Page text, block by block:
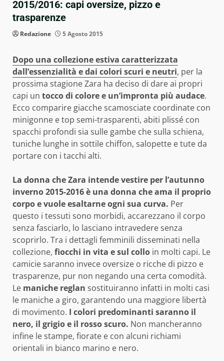
2015/2016: capi oversize, pizzo e
trasparenze
Redazione 5 Agosto 2015
Dopo una collezione estiva caratterizzata
dall’essenzialità e dai colori scuri e neutri, per la
prossima stagione Zara ha deciso di dare ai propri
capi un tocco di colore e un’impronta più audace.
Ecco comparire giacche scamosciate coordinate con
minigonne e top semi-trasparenti, abiti plissé con
spacchi profondi sia sulle gambe che sulla schiena,
tuniche lunghe in sottile chiffon, salopette e tute da
portare con i tacchi alti.
La donna che Zara intende vestire per l’autunno
inverno 2015-2016 è una donna che ama il proprio
corpo e vuole esaltarne ogni sua curva. Per
questo i tessuti sono morbidi, accarezzano il corpo
senza fasciarlo, lo lasciano intravedere senza
scoprirlo. Tra i dettagli femminili disseminati nella
collezione, fiocchi in vita e sul collo in molti capi. Le
camicie saranno invece oversize o ricche di pizzo e
trasparenze, pur non negando una certa comodità.
Le maniche reglan sostituiranno infatti in molti casi
le maniche a giro, garantendo una maggiore libertà
di movimento. I colori predominanti saranno il
nero, il grigio e il rosso scuro. Non mancheranno
infine le stampe, fiorate e con alcuni richiami
orientali in bianco marino e nero.